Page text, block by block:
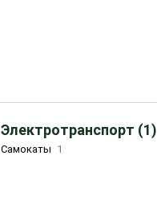
Электротранспорт (1)
Самокаты 1